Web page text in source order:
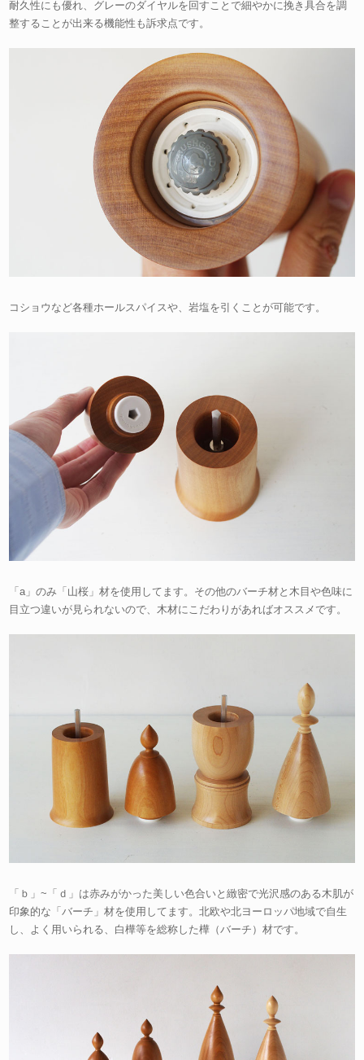
耐久性にも優れ、グレーのダイヤルを回すことで細やかに挽き具合を調
整することが出来る機能性も訴求点です。
コショウなど各種ホールスパイスや、岩塩を引くことが可能です。
「a」のみ「山桜」材を使用してます。その他のバーチ材と木目や色味に
目立つ違いが見られないので、木材にこだわりがあればオススメです。
「ｂ」~「ｄ」は赤みがかった美しい色合いと緻密で光沢感のある木肌が
印象的な「バーチ」材を使用してます。北欧や北ヨーロッパ地域で自生
し、よく用いられる、白樺等を総称した樺（バーチ）材です。